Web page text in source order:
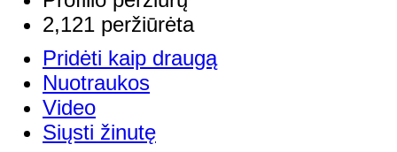
2,121 peržiūrėta
Pridėti kaip draugą
Nuotraukos
Video
Siųsti žinutę